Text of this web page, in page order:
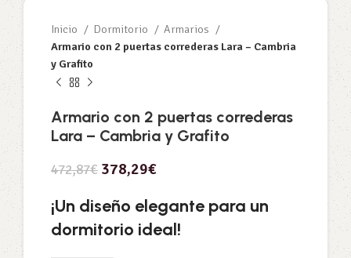
Inicio Dormitorio
Armarios
Armario con 2 puertas correderas Lara – Cambria
y Grafito
Armario con 2 puertas correderas
Lara – Cambria y Grafito
472,87€ 378,29€
¡Un diseño elegante para un
dormitorio ideal!